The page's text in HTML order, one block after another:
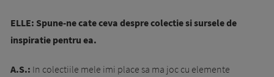
ELLE: Spune-ne cate ceva despre colectie si sursele de
inspiratie pentru ea.
A.S.: In colectiile mele imi place sa ma joc cu elemente